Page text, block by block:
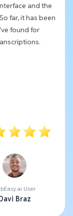
and the
far, it has been
found for
User
Braz